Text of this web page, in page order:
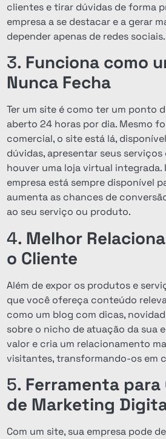
clientes e tirar dúvidas de forma
empresa a se destacar e a gerar
depender apenas de redes sociais.
3. Funciona como
Nunca Fecha
Ter um site é como ter um ponto
aberto 24 horas por dia. Mesmo
comercial, o site está lá,
dúvidas, apresentar seus serviços
houver uma loja virtual integrada.
empresa está sempre disponível
aumenta as chances de
ao seu serviço ou produto.
4. Melhor
o Cliente
Além de expor os produtos e
que você ofereça conteúdo
como um blog com dicas,
sobre o nicho de atuação da sua
valor e cria um relacionamento
visitantes, transformando-os em
5. Ferramenta para
de Marketing
Com um site, sua empresa pode